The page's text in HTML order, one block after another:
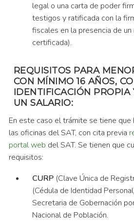
legal o una carta de poder
testigos y ratificada con la
fiscales en la presencia de
certificada).
REQUISITOS PARA
CON MÍNIMO 16 AÑOS,
IDENTIFICACIÓN PROPIA
UN SALARIO:
En este caso el trámite se tiene que
las oficinas del SAT, con cita previa
portal web del SAT. Se tienen que
requisitos:
CURP (Clave Única de
(Cédula de Identidad
Secretaria de Gobernación
Nacional de Población.